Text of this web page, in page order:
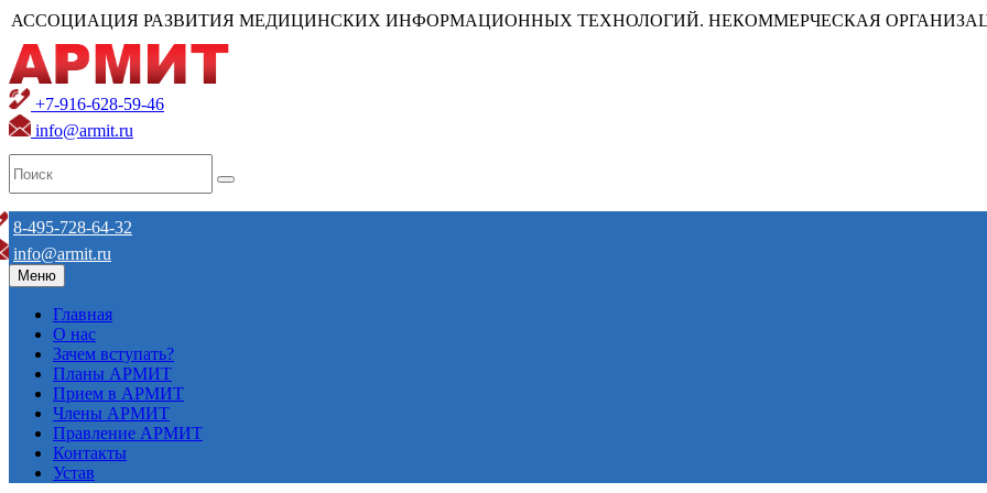
АССОЦИАЦИЯ РАЗВИТИЯ МЕДИЦИНСКИХ ИНФОРМАЦИОННЫХ ТЕХНОЛОГИЙ. НЕКОММЕРЧЕСКАЯ
+7-916-628-59-46
info@armit.ru
8-495-728-64-32
info@armit.ru
Меню
Главная
О нас
Зачем вступать?
Планы АРМИТ
Прием в АРМИТ
Члены АРМИТ
Правление АРМИТ
Контакты
Устав